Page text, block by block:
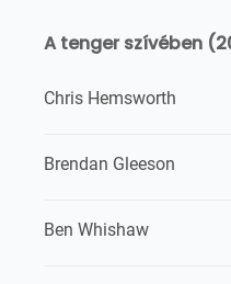
A tenger szívében
Chris Hemsworth
Brendan Gleeson
Ben Whishaw